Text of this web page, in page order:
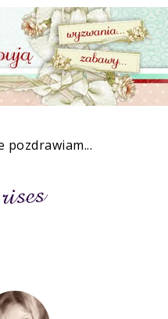
pozdrawiam...